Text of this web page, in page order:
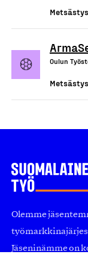
Oulun
Olemme
Jäseninämme on